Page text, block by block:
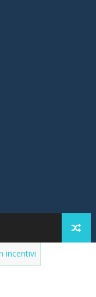
Market del